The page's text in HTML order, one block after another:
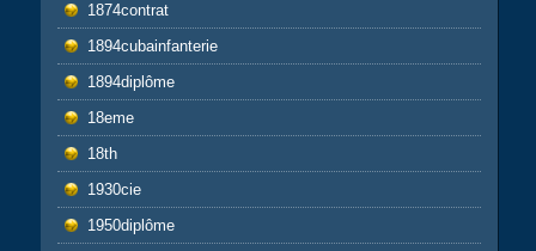
1874contrat
1894cubainfanterie
1894diplôme
18eme
18th
1930cie
1950diplôme